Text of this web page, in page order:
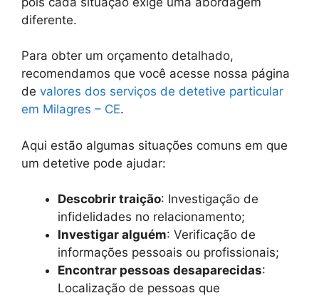
diferente.
Para obter um orçamento detalhado,
recomendamos que você acesse nossa página
de valores dos serviços de detetive particular
em Milagres – CE.
Aqui estão algumas situações comuns em que
um detetive pode ajudar:
Descobrir traição: Investigação de
infidelidades no relacionamento;
Investigar alguém: Verificação de
informações pessoais ou profissionais;
Encontrar pessoas desaparecidas:
Localização de pessoas que